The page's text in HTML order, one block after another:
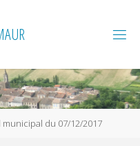
AUR
municipal du 07/12/2017